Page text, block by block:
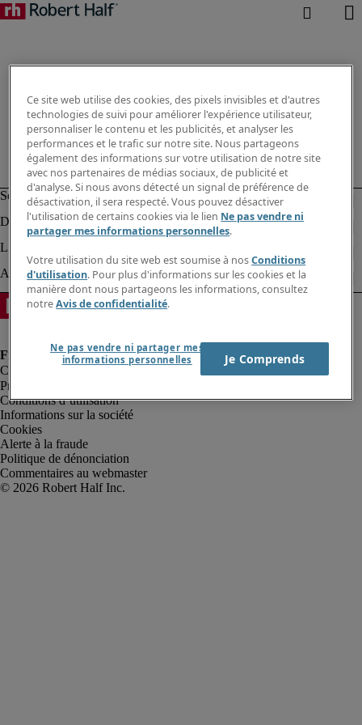
Protection des données personnelles
Conditions d’utilisation
Informations sur la société
Cookies
Alerte à la fraude
Politique de dénonciation
Commentaires au webmaster
Ce site web utilise des cookies, des pixels invisibles et d'autres
technologies de suivi pour améliorer l'expérience utilisateur,
personnaliser le contenu et les publicités, et analyser les
performances et le trafic sur notre site. Nous partageons
également des informations sur votre utilisation de notre site
avec nos partenaires de médias sociaux, de publicité et
d'analyse. Si nous avons détecté un signal de préférence de
désactivation, il sera respecté. Vous pouvez désactiver
l'utilisation de certains cookies via le lien Ne pas vendre ni
partager mes informations personnelles.
Votre utilisation du site web est soumise à nosConditions
d'utilisation. Pour plus d'informations sur les cookies et la
manière dont nous partageons les informations, consultez
notreAvis de confidentialité.
Ne pas vendre ni partager mes
informations personnelles
Je Comprends